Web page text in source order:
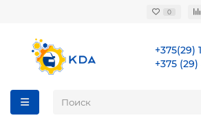
0
+375(29)
+375 (29)